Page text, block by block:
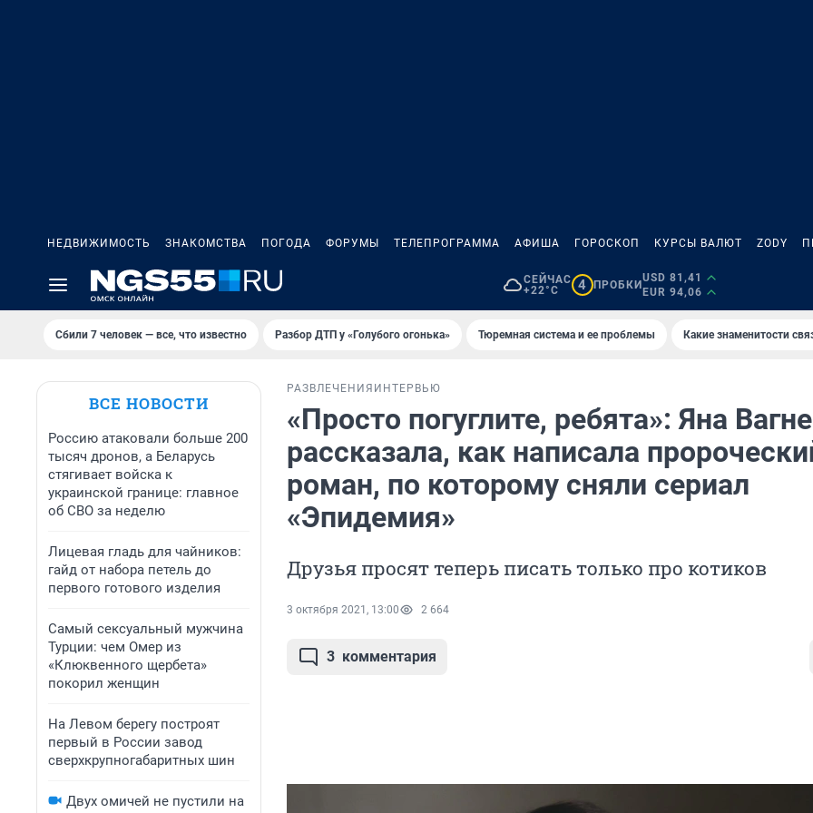
НЕДВИЖИМОСТЬ ЗНАКОМСТВА ПОГОДА ФОРУМЫ ТЕЛЕПРОГРАММА АФИША ГОРОСКОП КУРСЫ ВАЛЮТ ZODY
СЕЙЧАС
+22°C
4 ПРОБКИ
USD 81,41
EUR 94,06
Сбили 7 человек — все, что известно Разбор ДТП у «Голубого огонька» Тюремная система и ее проблемы Какие знаменитости
ВСЕ НОВОСТИ
Россию атаковали больше 200
тысяч дронов, а Беларусь
стягивает войска к
украинской границе: главное
об СВО за неделю
Лицевая гладь для чайников:
гайд от набора петель до
первого готового изделия
Самый сексуальный мужчина
Турции: чем Омер из
«Клюквенного щербета»
покорил женщин
На Левом берегу построят
первый в России завод
сверхкрупногабаритных шин
Двух омичей не пустили на
РАЗВЛЕЧЕНИЯ ИНТЕРВЬЮ
«Просто погуглите, ребята»: Яна
рассказала, как написала
роман, по которому сняли сериал
«Эпидемия»
Друзья просят теперь писать только про котиков
3 октября 2021, 13:00 2 664
3 комментария